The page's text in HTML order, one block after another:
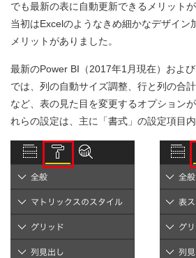
でも最新の表に自動更新できるメリット
当初はExcelのようなきめ細かなデザイン
メリットがありました。
最新のPower BI（2017年1月現在）およ
では、列の自動サイズ調整、行と列の合
など、表の見た目を変更するオプション
れらの設定は、主に「書式」の設定項目